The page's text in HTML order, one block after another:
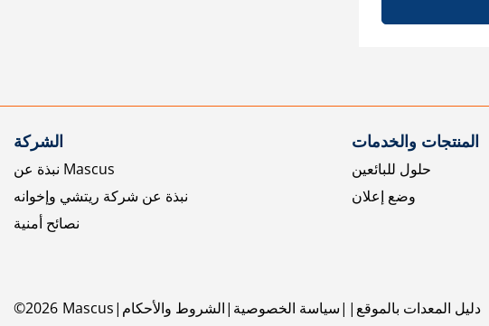
الشركة
نبذة عن Mascus
نبذة عن شركة ريتشي وإخوانه
نصائح أمنية
المنتجات والخدمات
حلول للبائعين
وضع إعلان
©2026 Mascus الشروط والأحكام سياسة الخصوصية دليل المعدات بالموقع